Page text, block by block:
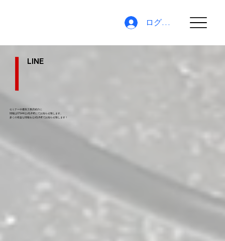
ログイン
LINE
セミナーや優良工務店紹介に
情報はO'SAK公式LINEにてお知らせ致します。
​多くの有益な情報を公式LINEでお知らせ致します！